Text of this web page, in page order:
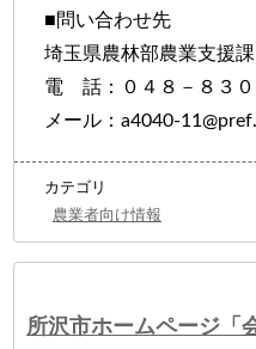
■問い合わせ先
埼玉県農林部農業支援課
電 話：０４８－８３０
メール：a4040-
カテゴリ
農業者向け情報
所沢市ホームページ「